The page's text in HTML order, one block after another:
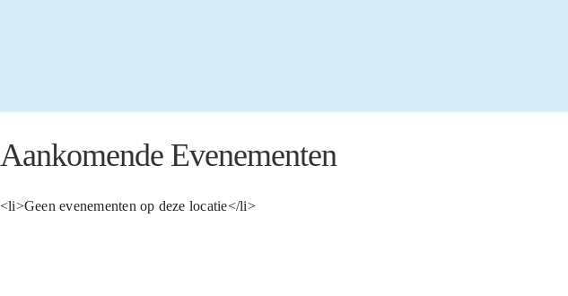
Aankomende Evenementen
<li>Geen evenementen op deze locatie</li>